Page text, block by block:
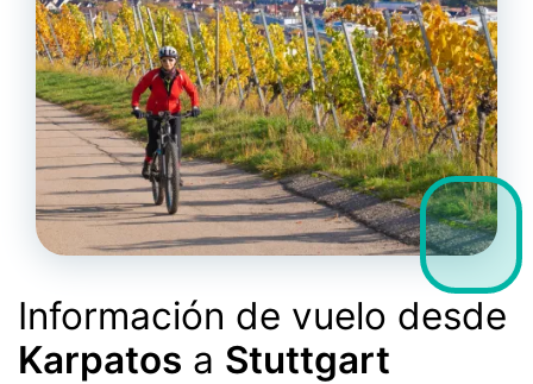
Información de vuelo desde
Karpatos a Stuttgart